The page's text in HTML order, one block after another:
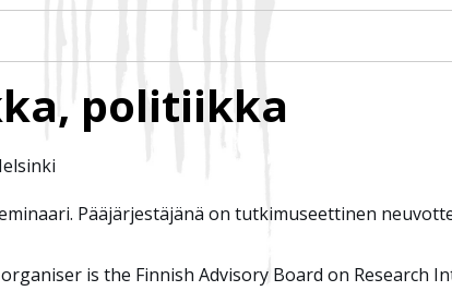
politiikka
Pääjärjestäjänä on tutkimuseettinen
is the Finnish Advisory Board on Research